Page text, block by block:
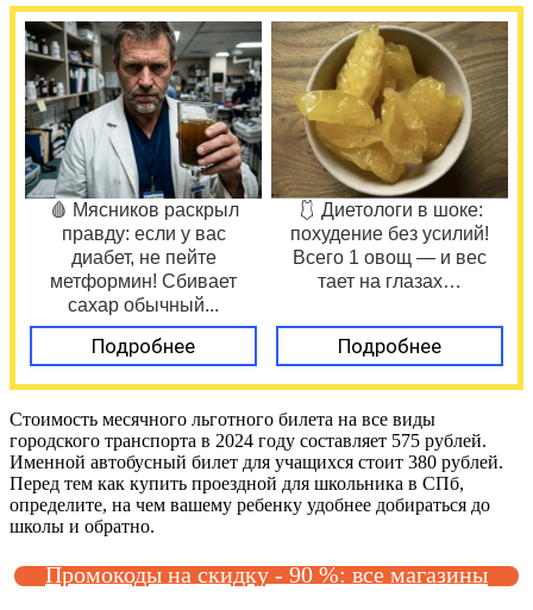
🩸 Мясников раскрыл
правду: если у вас
диабет, не пейте
метформин! Сбивает
сахар обычный...
Подробнее
🩱 Диетологи в шоке:
похудение без усилий!
Всего 1 овощ — и вес
тает на глазах…
Подробнее
Стоимость месячного льготного билета на все виды
городского транспорта в 2024 году составляет 575 рублей.
Именной автобусный билет для учащихся стоит 380 рублей.
Перед тем как купить проездной для школьника в СПб,
определите, на чем вашему ребенку удобнее добираться до
школы и обратно.
Промокоды на скидку - 90 %: все магазины